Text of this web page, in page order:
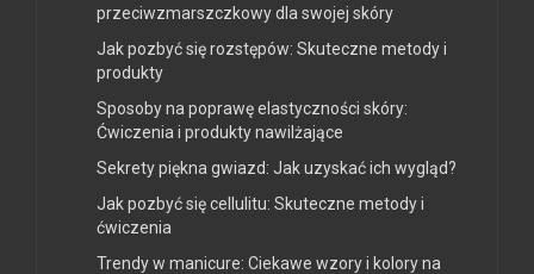
przeciwzmarszczkowy dla swojej skóry
Jak pozbyć się rozstępów: Skuteczne metody i
produkty
Sposoby na poprawę elastyczności skóry:
Ćwiczenia i produkty nawilżające
Sekrety piękna gwiazd: Jak uzyskać ich wygląd?
Jak pozbyć się cellulitu: Skuteczne metody i
ćwiczenia
Trendy w manicure: Ciekawe wzory i kolory na